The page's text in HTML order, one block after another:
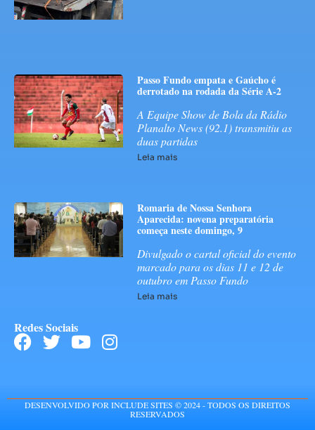
Passo Fundo empata e Gaúcho é
derrotado na rodada da Série A-2
A Equipe Show de Bola da Rádio
Planalto News (92.1) transmitiu as
duas partidas
Leia mais
Romaria de Nossa Senhora
Aparecida: novena preparatória
começa neste domingo, 9
Divulgado o cartal oficial do evento
marcado para os dias 11 e 12 de
outubro em Passo Fundo
Leia mais
Redes Sociais
DESENVOLVIDO POR INCLUDE SITES © 2024 - TODOS OS DIREITOS
RESERVADOS